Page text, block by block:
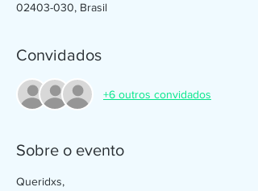
02403-030, Brasil
Convidados
+6 outros convidados
Sobre o evento
Queridxs,